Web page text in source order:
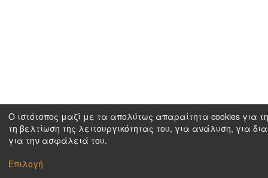
Ο ιστότοπος μαζί με τα απολύτως απαραίτητα cookies για
τη βελτίωση της λειτουργικότητας του, για ανάλυση, για
για την ασφάλειά του.
Επιλογή